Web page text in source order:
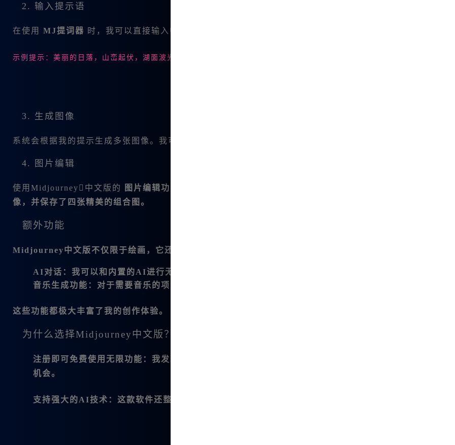
2. 输入提示语
在使用 MJ提词器 时，我可以直接输入中文提示，这对于我这个初学者来说是非常友好的。
示例提示：美丽的日落，山峦起伏，湖面波光粼粼
3. 生成图像
系统会根据我的提示生成多张图像。我可以从中选择我最喜欢的一张，并进一步进行微调。
4. 图片编辑
使用Midjourney中文版的 图片编辑功能
像，并保存了四张精美的组合图。
额外功能
Midjourney中文版不仅限于绘画，它还支持AI对话、音乐生成等功能。例如：
AI对话 ：我可以和内置的AI进行无拘无束的对话，获取灵感。
音乐生成功能 ：对于需要音乐的项目，我也能用它生成适合的配乐。
这些功能都极大丰富了我的创作体验。
为什么选择Midjourney中文版？
注册即可免费使用无限功能 ：我发现，相较于国际版需要付🔥费，Midjourney中文版提供了更多的免费
机会。
支持强大的AI技术 ：这款软件还整合了多款国内外优秀AI大模型，让我的创作更具智能。